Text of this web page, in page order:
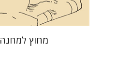
מחוץ למחנה